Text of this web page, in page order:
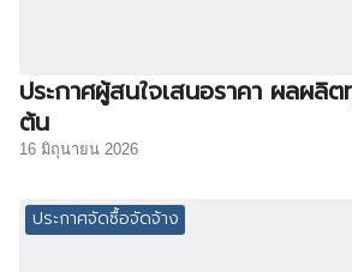
ประกาศผู้สนใจเสนอราคา ผลผลิ
ต้น
16 มิถุนายน 2026
ประกาศจัดซื้อจัดจ้าง